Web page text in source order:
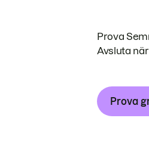
Prova
Avsluta
Prova